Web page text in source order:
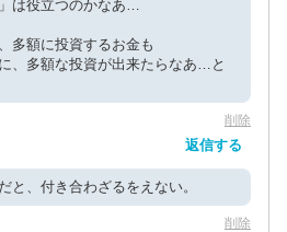
は役立つのかなあ…
多額に投資するお金も
、多額な投資が出来たらなあ…と
削除
返信する
と、付き合わざるをえない。
削除